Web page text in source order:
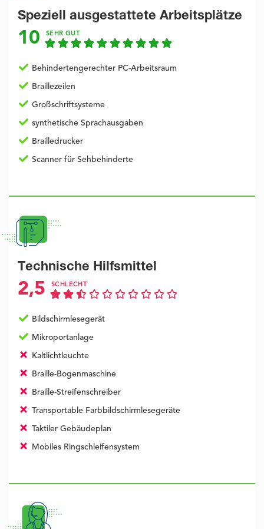
Speziell ausgestattete Arbeitsplätze
10 SEHR GUT
Behindertengerechter PC-Arbeitsraum
Braillezeilen
Großschriftsysteme
synthetische Sprachausgaben
Brailledrucker
Scanner für Sehbehinderte
Technische Hilfsmittel
2,5 SCHLECHT
Bildschirmlesegerät
Mikroportanlage
Kaltlichtleuchte
Braille-Bogenmaschine
Braille-Streifenschreiber
Transportable Farbbildschirmlesegeräte
Taktiler Gebäudeplan
Mobiles Ringschleifensystem